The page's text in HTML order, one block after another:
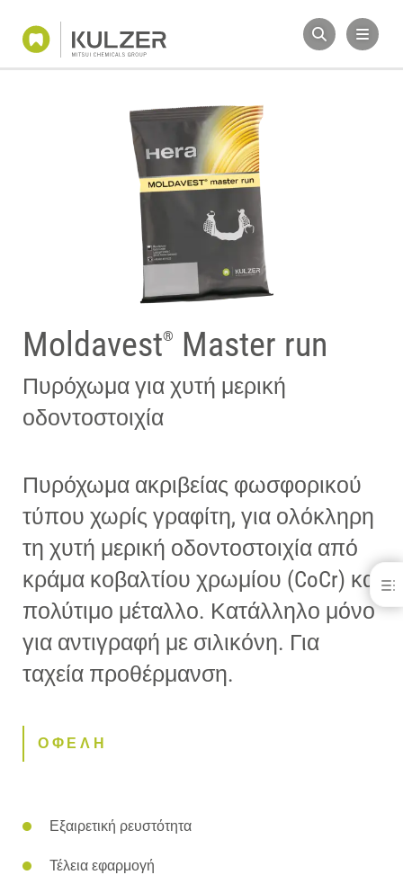
Moldavest® Master run
ΟΦΕΛΗ
ΛΗΨΕΙΣ
Moldavest® Master run
Πυρόχωμα για χυτή μερική
οδοντοστοιχία
Πυρόχωμα ακριβείας φωσφορικού
τύπου χωρίς γραφίτη, για ολόκληρη
τη χυτή μερική οδοντοστοιχία από
κράμα κοβαλτίου χρωμίου (CoCr) και
πολύτιμο μέταλλο. Κατάλληλο μόνο
για αντιγραφή με σιλικόνη. Για
ταχεία προθέρμανση.
ΟΦΕΛΗ
Εξαιρετική ρευστότητα
Τέλεια εφαρμογή